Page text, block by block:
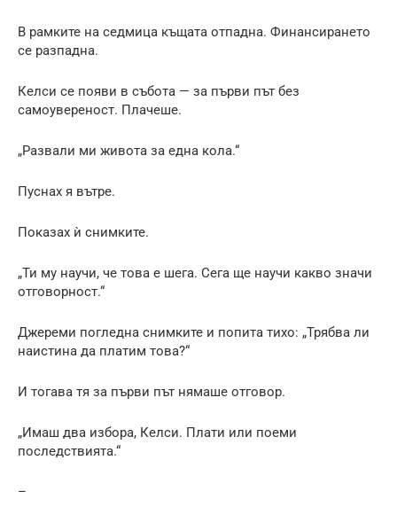
В рамките на седмица къщата отпадна. Финансирането
се разпадна.
Келси се появи в събота — за първи път без
самоувереност. Плачеше.
„Развали ми живота за една кола.“
Пуснах я вътре.
Показах ѝ снимките.
„Ти му научи, че това е шега. Сега ще научи какво значи
отговорност.“
Джереми погледна снимките и попита тихо: „Трябва ли
наистина да платим това?“
И тогава тя за първи път нямаше отговор.
„Имаш два избора, Келси. Плати или поеми
последствията.“
–